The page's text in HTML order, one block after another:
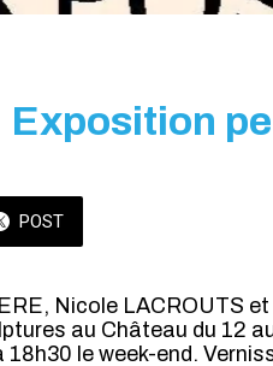
Exposition
POST
Nicole LACROUTS
au Château du 12
18h30 le week-end.